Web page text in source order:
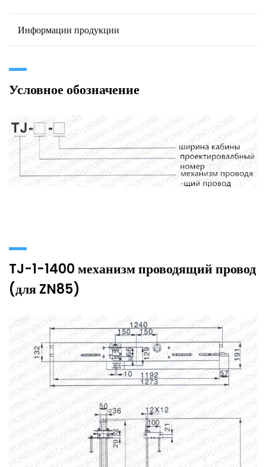
Информации продукции
Условное обозначение
TJ-1-1400 механизм проводящий провод
(для ZN85)